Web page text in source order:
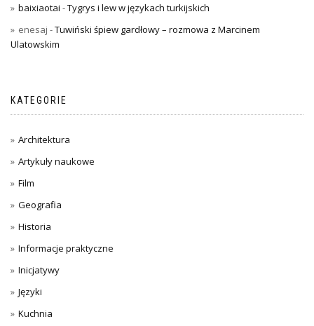
baixiaotai -Tygrys i lew w językach turkijskich
enesaj -Tuwiński śpiew gardłowy – rozmowa z Marcinem
Ulatowskim
KATEGORIE
Architektura
Artykuły naukowe
Film
Geografia
Historia
Informacje praktyczne
Inicjatywy
Języki
Kuchnia